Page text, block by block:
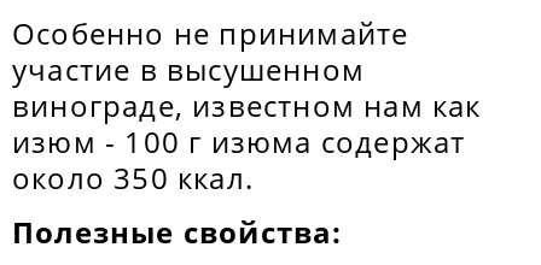
Особенно не принимайте
участие в высушенном
винограде, известном нам как
изюм - 100 г изюма содержат
около 350 ккал.
Полезные свойства: